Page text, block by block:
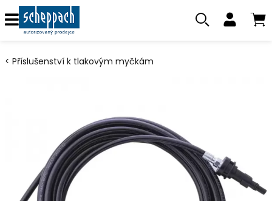
Příslušenství k tlakovým myčkám